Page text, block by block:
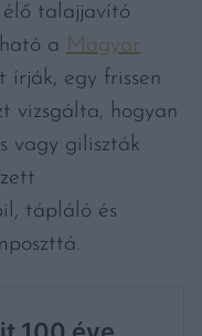
élő talajjavító
a Magyar
írják, egy frissen
vizsgálta, hogyan
vagy giliszták
tápláló és